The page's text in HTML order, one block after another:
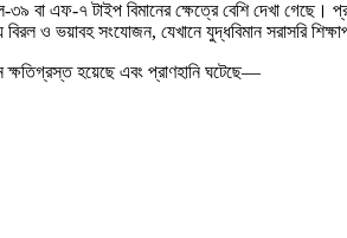
৩৯ বা এফ-৭ টাইপ বিমানের ক্ষেত্রে বেশি দেখা
ও ভয়াবহ সংযোজন, যেখানে যুদ্ধবিমান সরাসরি
ক্ষতিগ্রস্ত হয়েছে এবং প্রাণহানি ঘটেছে—